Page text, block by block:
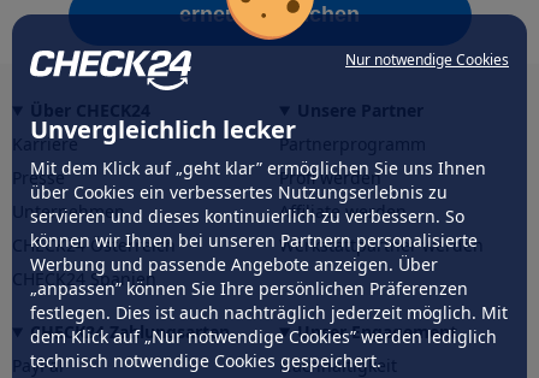
Nur notwendige Cookies
Unvergleichlich lecker
Mit dem Klick auf „geht klar” ermöglichen Sie uns Ihnen
über Cookies ein verbessertes Nutzungserlebnis zu
servieren und dieses kontinuierlich zu verbessern. So
können wir Ihnen bei unseren Partnern personalisierte
Werbung und passende Angebote anzeigen. Über
„anpassen” können Sie Ihre persönlichen Präferenzen
festlegen. Dies ist auch nachträglich jederzeit möglich. Mit
dem Klick auf „Nur notwendige Cookies” werden lediglich
technisch notwendige Cookies gespeichert.
erneut versuchen
Karriere
Presse
Unternehmen
CHECK24 Österreich
CHECK24 Spanien
Partnerprogramm
Profi werden
Affiliate werden
Werkstattpartner werden
CHECK24 Zahlungsarten
PayPal
Unser Engagement
Nachhaltigkeit